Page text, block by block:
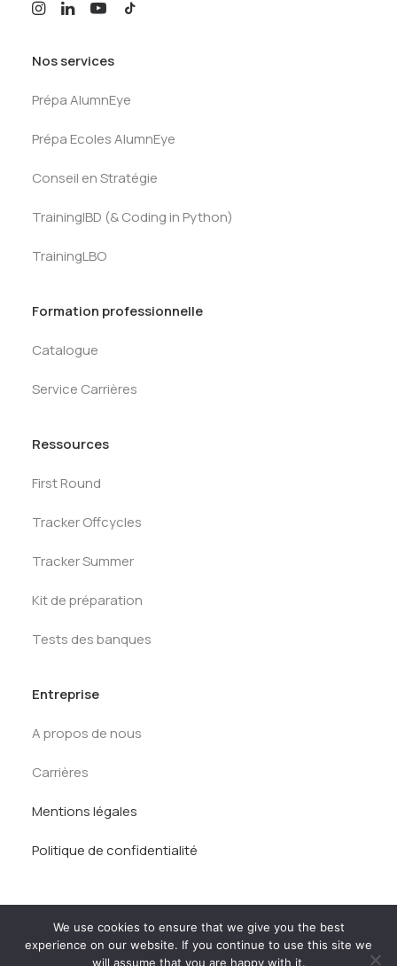
Nos services
Prépa AlumnEye
Prépa Ecoles AlumnEye
Conseil en Stratégie
TrainingIBD (& Coding in Python)
TrainingLBO
Formation professionnelle
Catalogue
Service Carrières
Ressources
First Round
Tracker Offcycles
Tracker Summer
Kit de préparation
Tests des banques
Entreprise
A propos de nous
Carrières
Mentions légales
Politique de confidentialité
We use cookies to ensure that we give you the best
experience on our website. If you continue to use this site we
will assume that you are happy with it.